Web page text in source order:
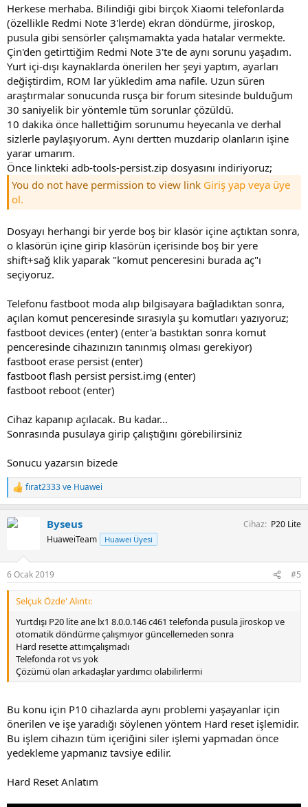
Herkese merhaba. Bilindiği gibi birçok Xiaomi telefonlarda
(özellikle Redmi Note 3'lerde) ekran döndürme, jiroskop,
pusula gibi sensörler çalışmamakta yada hatalar vermekte.
Çin'den getirttiğim Redmi Note 3'te de aynı sorunu yaşadım.
Yurt içi-dışı kaynaklarda önerilen her şeyi yaptım, ayarları
değiştirdim, ROM lar yükledim ama nafile. Uzun süren
araştırmalar sonucunda rusça bir forum sitesinde bulduğum
30 saniyelik bir yöntemle tüm sorunlar çözüldü.
10 dakika önce hallettiğim sorunumu heyecanla ve derhal
sizlerle paylaşıyorum. Aynı dertten muzdarip olanların işine
yarar umarım.
Önce linkteki adb-tools-persist.zip dosyasını indiriyoruz;
You do not have permission to view link Giriş yap veya üye
ol.
Dosyayı herhangi bir yerde boş bir klasör içine açtıktan sonra,
o klasörün içine girip klasörün içerisinde boş bir yere
shift+sağ klik yaparak "komut penceresini burada aç"ı
seçiyoruz.
Telefonu fastboot moda alıp bilgisayara bağladıktan sonra,
açılan komut penceresinde sırasıyla şu komutları yazıyoruz;
fastboot devices (enter) (enter'a bastıktan sonra komut
penceresinde cihazınızın tanınmış olması gerekiyor)
fastboot erase persist (enter)
fastboot flash persist persist.img (enter)
fastboot reboot (enter)
Cihaz kapanıp açılacak. Bu kadar...
Sonrasında pusulaya girip çalıştığını görebilirsiniz
Sonucu yazarsın bizede
T
e
k
fırat2333ve Huawei
Byseus
HuaweiTeam Huawei Üyesi
Cihaz P20 Lite
6 Ocak 2019 #5
Selçuk Özde' Alıntı:
Yurtdışı P20 lite ane lx1 8.0.0.146 c461 telefonda pusula jiroskop ve
otomatik döndürme çalışmıyor güncellemeden sonra
Hard resette attımçalışmadı
Telefonda rot vs yok
Çözümü olan arkadaşlar yardımcı olabilirlermi
Bu konu için P10 cihazlarda aynı problemi yaşayanlar için
önerilen ve işe yaradığı söylenen yöntem Hard reset işlemidir.
Bu işlem cihazın tüm içeriğini siler işlemi yapmadan önce
yedekleme yapmanız tavsiye edilir.
Hard Reset Anlatım